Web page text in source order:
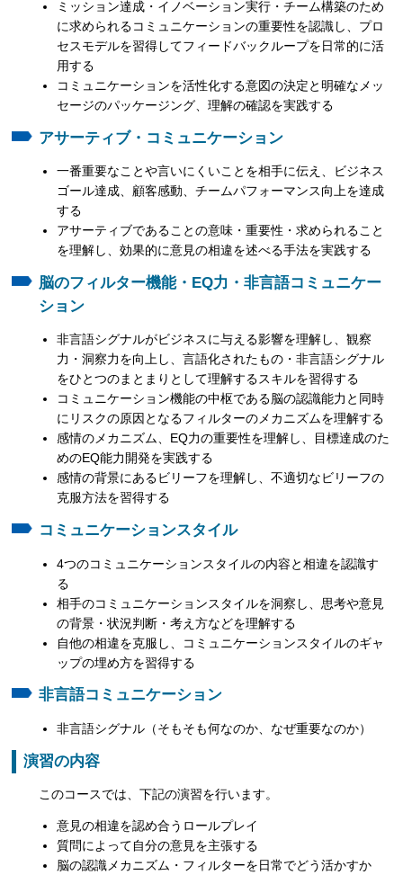
ミッション達成・イノベーション実行・チーム構築のため
に求められるコミュニケーションの重要性を認識し、プロ
セスモデルを習得してフィードバックループを日常的に活
用する
コミュニケーションを活性化する意図の決定と明確なメッ
セージのパッケージング、理解の確認を実践する
アサーティブ・コミュニケーション
一番重要なことや言いにくいことを相手に伝え、ビジネス
ゴール達成、顧客感動、チームパフォーマンス向上を達成
する
アサーティブであることの意味・重要性・求められること
を理解し、効果的に意見の相違を述べる手法を実践する
脳のフィルター機能・EQ力・非言語コミュニケー
ション
非言語シグナルがビジネスに与える影響を理解し、観察
力・洞察力を向上し、言語化されたもの・非言語シグナル
をひとつのまとまりとして理解するスキルを習得する
コミュニケーション機能の中枢である脳の認識能力と同時
にリスクの原因となるフィルターのメカニズムを理解する
感情のメカニズム、EQ力の重要性を理解し、目標達成のた
めのEQ能力開発を実践する
感情の背景にあるビリーフを理解し、不適切なビリーフの
克服方法を習得する
コミュニケーションスタイル
4つのコミュニケーションスタイルの内容と相違を認識す
る
相手のコミュニケーションスタイルを洞察し、思考や意見
の背景・状況判断・考え方などを理解する
自他の相違を克服し、コミュニケーションスタイルのギャ
ップの埋め方を習得する
非言語コミュニケーション
非言語シグナル（そもそも何なのか、なぜ重要なのか）
演習の内容
このコースでは、下記の演習を行います。
意見の相違を認め合うロールプレイ
質問によって自分の意見を主張する
脳の認識メカニズム・フィルターを日常でどう活かすか